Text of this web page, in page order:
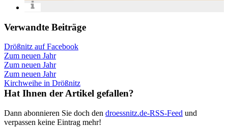
Verwandte Beiträge
Drößnitz auf Facebook
Zum neuen Jahr
Zum neuen Jahr
Zum neuen Jahr
Kirchweihe in Drößnitz
Hat Ihnen der Artikel gefallen?
Dann abonnieren Sie doch den droessnitz.de-RSS-Feed und
verpassen keine Eintrag mehr!